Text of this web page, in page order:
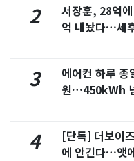
2
서장훈, 28억
억 내놨다…세
3
에어컨 하루 종
원…450kWh
4
[단독] 더보이
에 안긴다…앳